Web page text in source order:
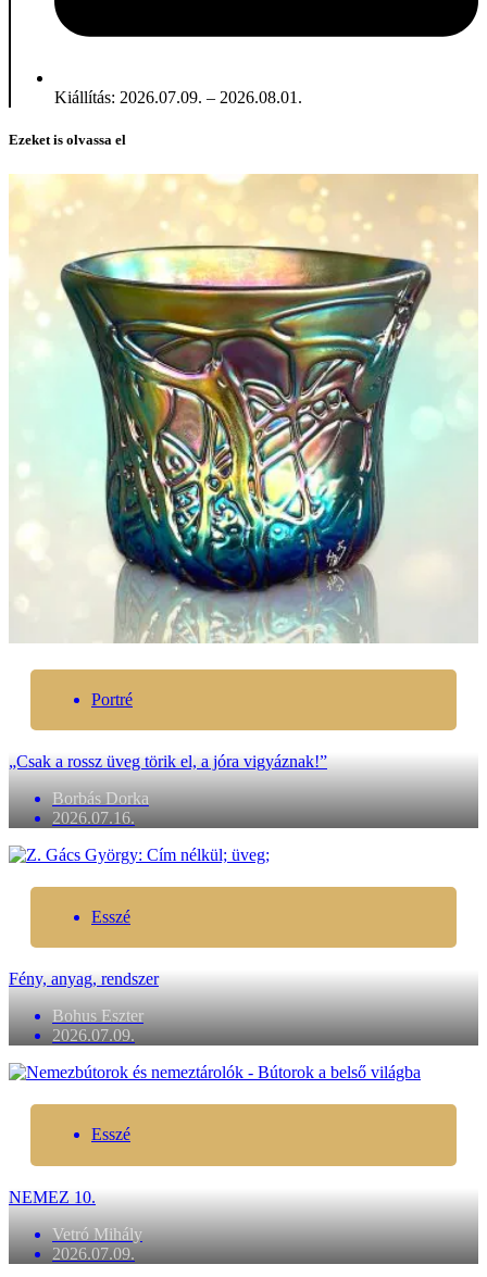
Kiállítás: 2026.07.09. – 2026.08.01.
Ezeket is olvassa el
Portré
„Csak a rossz üveg törik el, a jóra vigyáznak!”
Borbás Dorka
2026.07.16.
Esszé
Fény, anyag, rendszer
Bohus Eszter
2026.07.09.
Esszé
NEMEZ 10.
Vetró Mihály
2026.07.09.